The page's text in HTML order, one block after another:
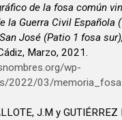
de la fosa común
la Guerra Civil Española
José (Patio 1 fosa
Marzo, 2021.
wp-
2022/03/
J.M y